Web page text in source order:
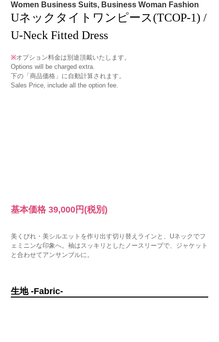
Women Business Suits, Business Woman Fashion
Uネックタイトワンピース(TCOP-1) /
U-Neck Fitted Dress
※オプション料金は別途頂戴いたします。
Options will be charged extra.
下の「商品価格」に自動計算されます。
Sales Price, include all the option fee.
基本価格39,000円 (税別)
美くびれ・美シルエットを作り出す切り替えラインと、Uネックでフ
ェミニンな印象へ。袖はスッキリとしたノースリーブで、ジャケット
と合わせてアンサンブルに。
生地 -Fabric-